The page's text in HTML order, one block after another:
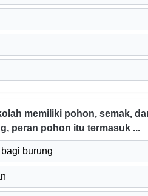
memiliki pohon, semak,
peran pohon itu termasuk ...
burung